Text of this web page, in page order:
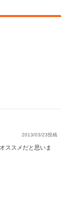
高
全
2013/03/23投稿
ススメだと思いま